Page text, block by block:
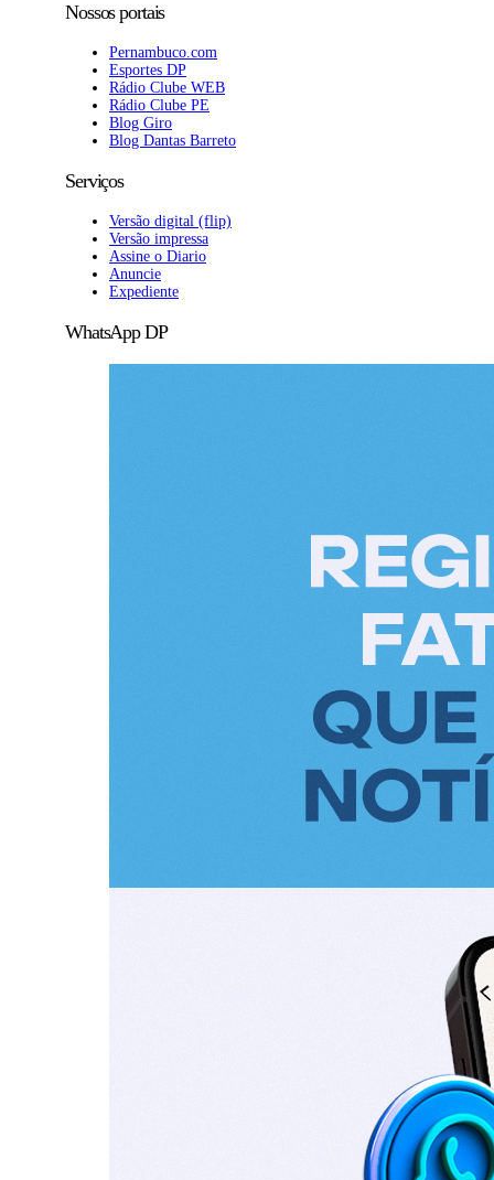
Nossos portais
Pernambuco.com
Esportes DP
Rádio Clube WEB
Rádio Clube PE
Blog Giro
Blog Dantas Barreto
Serviços
Versão digital (flip)
Versão impressa
Assine o Diario
Anuncie
Expediente
WhatsApp DP